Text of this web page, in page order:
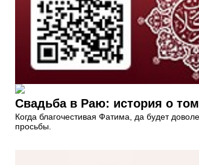
Свадьба в Раю: история о
Когда благочестивая Фатима, да будет
просьбы.